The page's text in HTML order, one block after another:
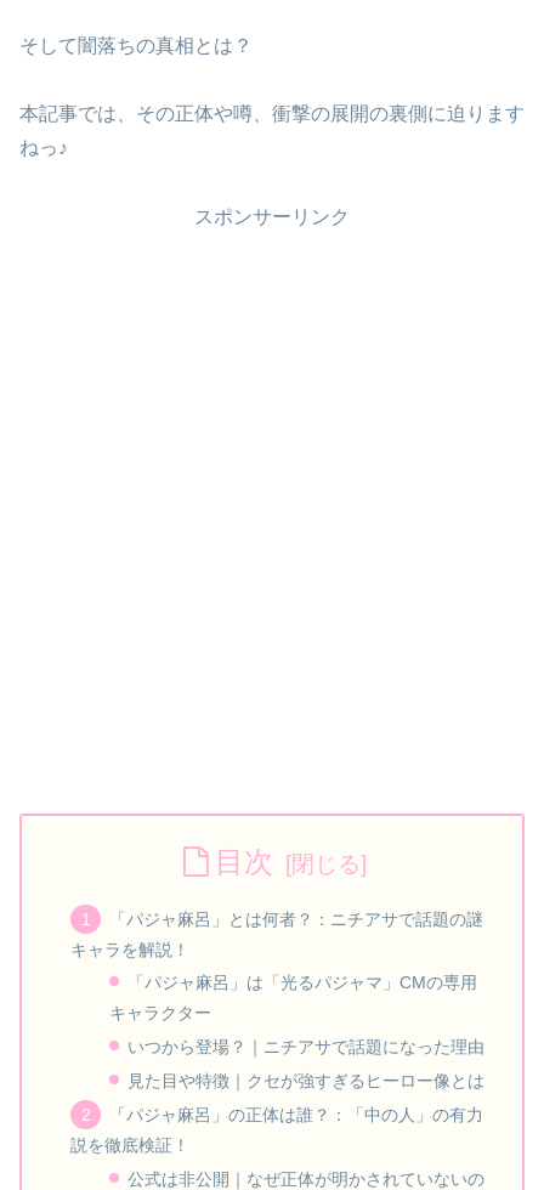
そして闇落ちの真相とは？
本記事では、その正体や噂、衝撃の展開の裏側に迫ります
ねっ♪
スポンサーリンク
目次
「パジャ麻呂」とは何者？：ニチアサで話題の謎
キャラを解説！
「パジャ麻呂」は「光るパジャマ」CMの専用
キャラクター
いつから登場？｜ニチアサで話題になった理由
見た目や特徴｜クセが強すぎるヒーロー像とは
「パジャ麻呂」の正体は誰？：「中の人」の有力
説を徹底検証！
公式は非公開｜なぜ正体が明かされていないの